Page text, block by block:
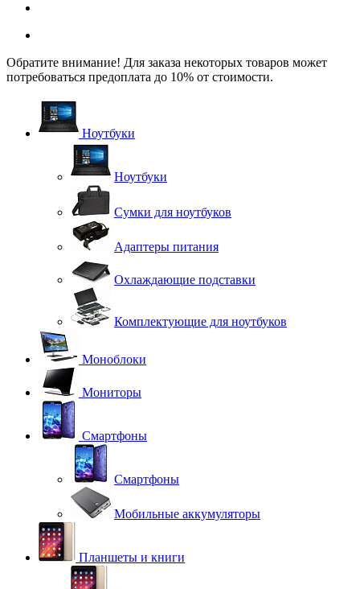
Обратите внимание! Для заказа некоторых товаров может
потребоваться предоплата до 10% от стоимости.
Ноутбуки
Ноутбуки
Сумки для ноутбуков
Адаптеры питания
Охлаждающие подставки
Комплектующие для ноутбуков
Моноблоки
Мониторы
Смартфоны
Смартфоны
Мобильные аккумуляторы
Планшеты и книги